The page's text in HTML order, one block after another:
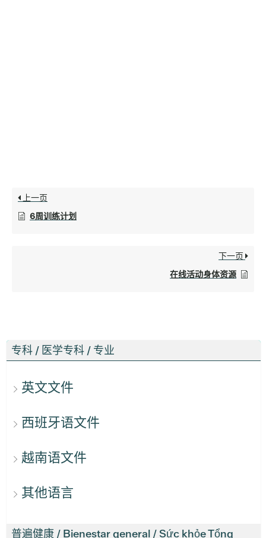
专科 / 医学专科 / 专业
英文文件
西班牙语文件
越南语文件
其他语言
普遍健康 / Bienestar general / Sức khỏe Tổng
上一页
6周训练计划
下一页
在线活动身体资源